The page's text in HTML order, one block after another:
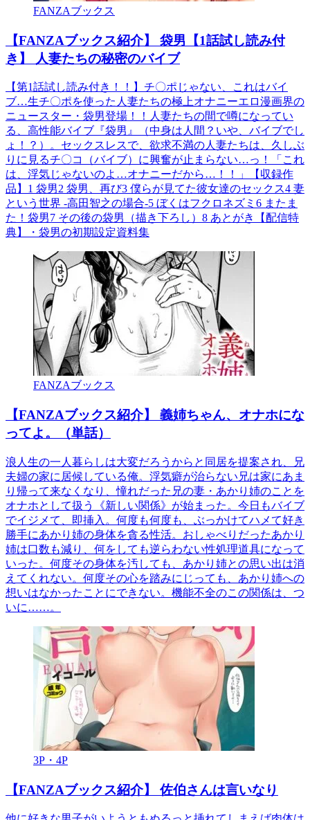
FANZAブックス
【FANZAブックス紹介】 袋男【1話試し読み付
き】 人妻たちの秘密のバイブ
【第1話試し読み付き！！】チ〇ポじゃない、これはバイ
ブ…生チ〇ポを使った人妻たちの極上オナニーエロ漫画界の
ニュースター・袋男登場！！人妻たちの間で噂になってい
る、高性能バイブ『袋男』（中身は人間？いや、バイブでし
ょ！？）。セックスレスで、欲求不満の人妻たちは、久しぶ
りに見るチ〇コ（バイブ）に興奮が止まらない…っ！「これ
は、浮気じゃないのよ…オナニーだから…！！」【収録作
品】1 袋男2 袋男、再び3 僕らが見てた彼女達のセックス4 妻
という世界 -高田智之の場合-5 ぼくはフクロネズミ6 またま
た！袋男7 その後の袋男（描き下ろし）8 あとがき【配信特
典】・袋男の初期設定資料集
FANZAブックス
【FANZAブックス紹介】 義姉ちゃん、オナホにな
ってよ。（単話）
浪人生の一人暮らしは大変だろうからと同居を提案され、兄
夫婦の家に居候している俺。浮気癖が治らない兄は家にあま
り帰って来なくなり、憧れだった兄の妻・あかり姉のことを
オナホとして扱う《新しい関係》が始まった。今日もバイブ
でイジメて、即挿入。何度も何度も、ぶっかけてハメて好き
勝手にあかり姉の身体を貪る性活。おしゃべりだったあかり
姉は口数も減り、何をしても逆らわない性処理道具になって
いった。何度その身体を汚しても、あかり姉との思い出は消
えてくれない。何度その心を踏みにじっても、あかり姉への
想いはなかったことにできない。機能不全のこの関係は、つ
いに……。
3P・4P
【FANZAブックス紹介】 佐伯さんは言いなり